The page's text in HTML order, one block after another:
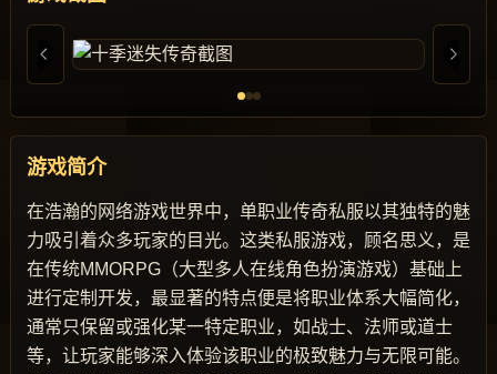
游戏简介
在浩瀚的网络游戏世界中，单职业传奇私服以其独特的魅
力吸引着众多玩家的目光。这类私服游戏，顾名思义，是
在传统MMORPG（大型多人在线角色扮演游戏）基础上
进行定制开发，最显著的特点便是将职业体系大幅简化，
通常只保留或强化某一特定职业，如战士、法师或道士
等，让玩家能够深入体验该职业的极致魅力与无限可能。